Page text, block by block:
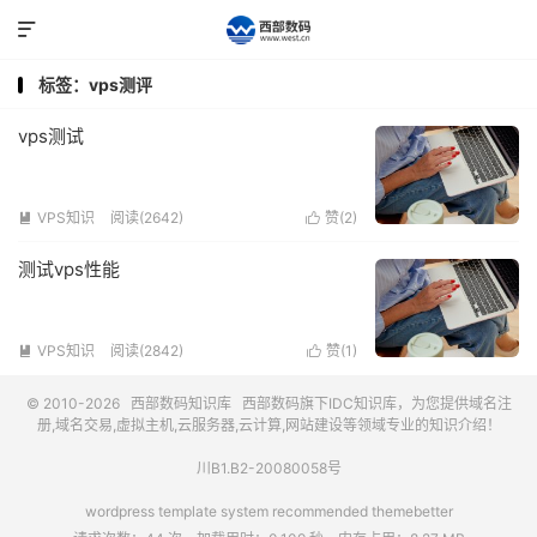

标签：vps测评
vps测试
 VPS知识 阅读(2642)  赞(2)
测试vps性能
 VPS知识 阅读(2842)  赞(1 )
© 2010-2026 西部数码知识库 西部数码旗下IDC知识库，为您提供域名注
册,域名交易,虚拟主机,云服务器,云计算,网站建设等领域专业的知识介绍！
川B1.B2-20080058号
wordpress template system recommended themebetter